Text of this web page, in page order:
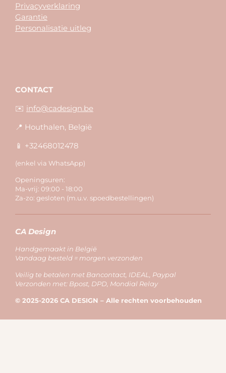
Privacyverklaring
Garantie
Personalisatie uitleg
CONTACT
✉️ info@cadesign.be
📍 Houthalen, België
📱 +32468012478
(enkel via WhatsApp)
Openingsuren:
Ma-vrij: 09:00 - 18:00
Za-zo: gesloten (m.u.v. spoedbestellingen)
CA Design
Handgemaakt in België
Vandaag besteld = morgen verzonden
Veilig te betalen met Bancontact, IDEAL, Paypal
Verzonden met: Bpost, DPD, Mondial Relay
© 2025-2026 CA DESIGN – Alle rechten voorbehouden